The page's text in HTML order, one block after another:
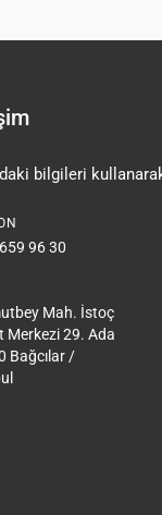
bilgileri
96 30
Mah. İstoç
Merkezi 29. Ada
Bağcılar /